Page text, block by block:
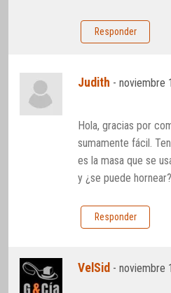
Responder
Judith -noviembre
Hola, gracias por
sumamente fácil.
es la masa que se
y ¿se puede hornear?
Responder
VelSid -noviembre